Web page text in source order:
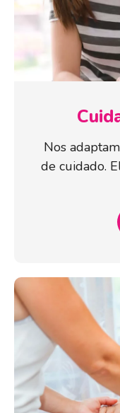
Nos
de cuidado.